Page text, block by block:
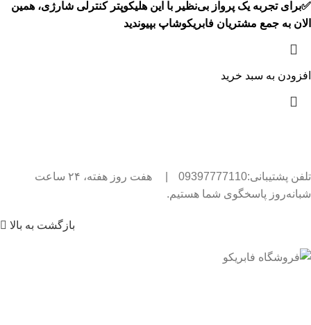
✅برای تجربه یک پرواز بی‌نظیر با این هلیکوپتر کنترلی شارژی، همین
الان به جمع مشتریان فابریکوشاپ بپیوندید
افزودن به سبد خرید
تلفن پشتیبانی:09397777110
هفت روز هفته، ۲۴ ساعت
شبانه‌روز پاسخگوی شما هستیم.
بازگشت به بالا